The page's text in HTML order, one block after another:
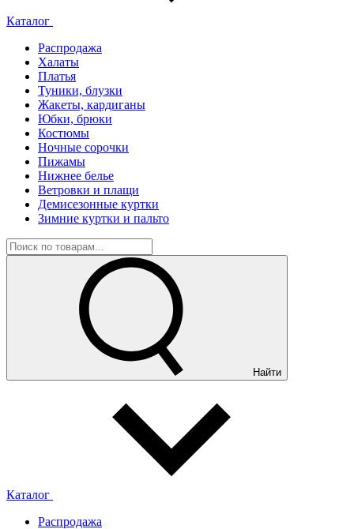
Каталог
Распродажа
Халаты
Платья
Туники, блузки
Жакеты, кардиганы
Юбки, брюки
Костюмы
Ночные сорочки
Пижамы
Нижнее белье
Ветровки и плащи
Демисезонные куртки
Зимние куртки и пальто
Найти
Каталог
Распродажа